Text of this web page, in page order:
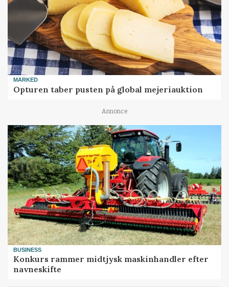
MARKED
Opturen taber pusten på global mejeriauktion
Annonce
BUSINESS
Konkurs rammer midtjysk maskinhandler efter
navneskifte